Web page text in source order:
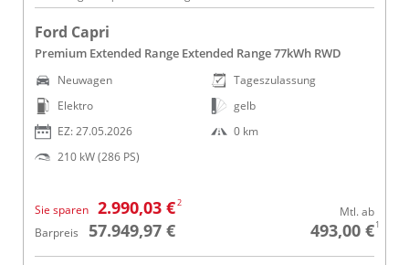
Ford Capri
Premium Extended Range Extended Range 77kWh RWD
Neuwagen
Elektro
EZ: 27.05.2026
210 kW (286 PS)
Tageszulassung
gelb
0 km
Sie sparen 2.990,03 €2
Barpreis 57.949,97 €
Mtl. ab
493,00 €1